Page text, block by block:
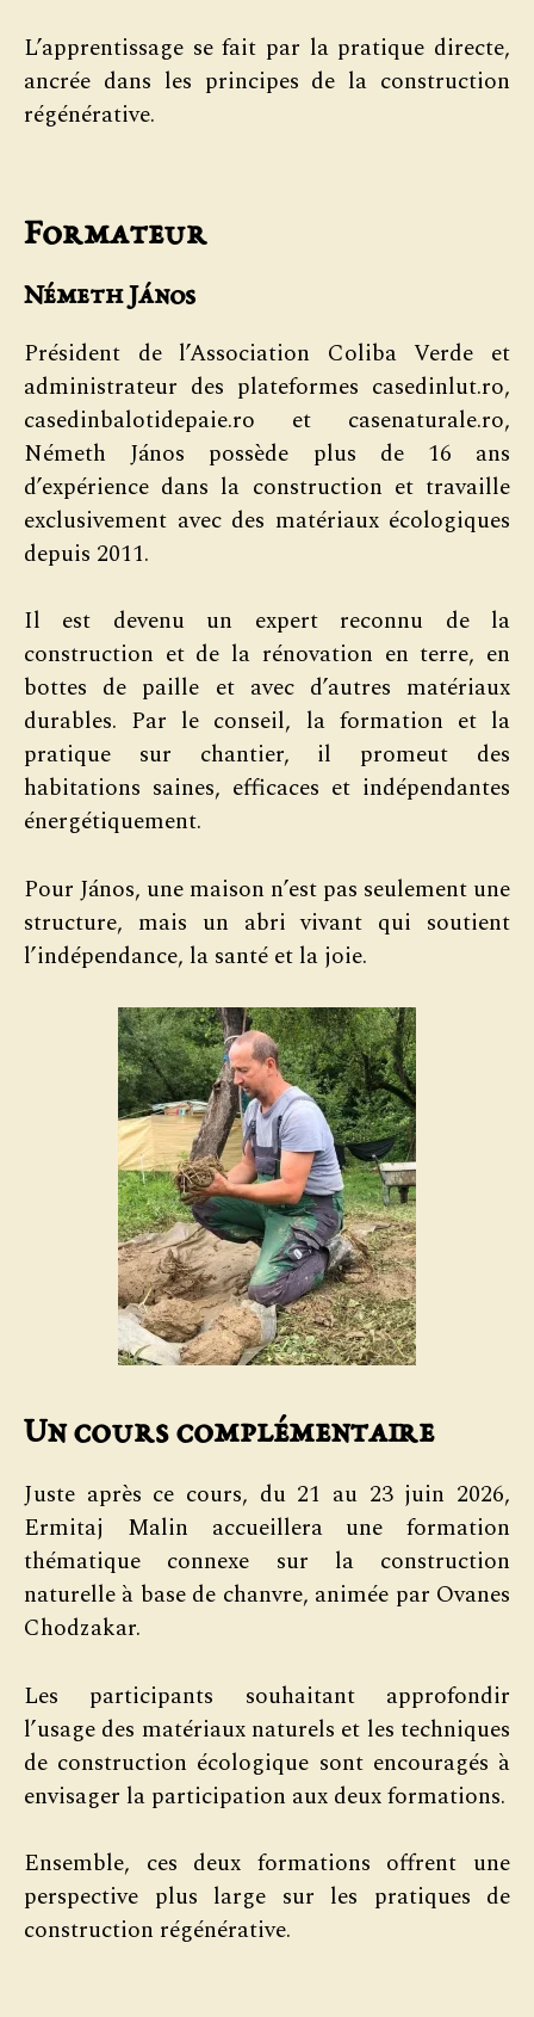
L’apprentissage se fait par la pratique directe,
ancrée dans les principes de la construction
régénérative.
Formateur
Németh János
Président de l’Association Coliba Verde et
administrateur des plateformes casedinlut.ro,
casedinbalotidepaie.ro et casenaturale.ro,
Németh János possède plus de 16 ans
d’expérience dans la construction et travaille
exclusivement avec des matériaux écologiques
depuis 2011.
Il est devenu un expert reconnu de la
construction et de la rénovation en terre, en
bottes de paille et avec d’autres matériaux
durables. Par le conseil, la formation et la
pratique sur chantier, il promeut des
habitations saines, efficaces et indépendantes
énergétiquement.
Pour János, une maison n’est pas seulement une
structure, mais un abri vivant qui soutient
l’indépendance, la santé et la joie.
Un cours complémentaire
Juste après ce cours, du 21 au 23 juin 2026,
Ermitaj Malin accueillera une formation
thématique connexe sur la construction
naturelle à base de chanvre, animée par Ovanes
Chodzakar.
Les participants souhaitant approfondir
l’usage des matériaux naturels et les techniques
de construction écologique sont encouragés à
envisager la participation aux deux formations.
Ensemble, ces deux formations offrent une
perspective plus large sur les pratiques de
construction régénérative.